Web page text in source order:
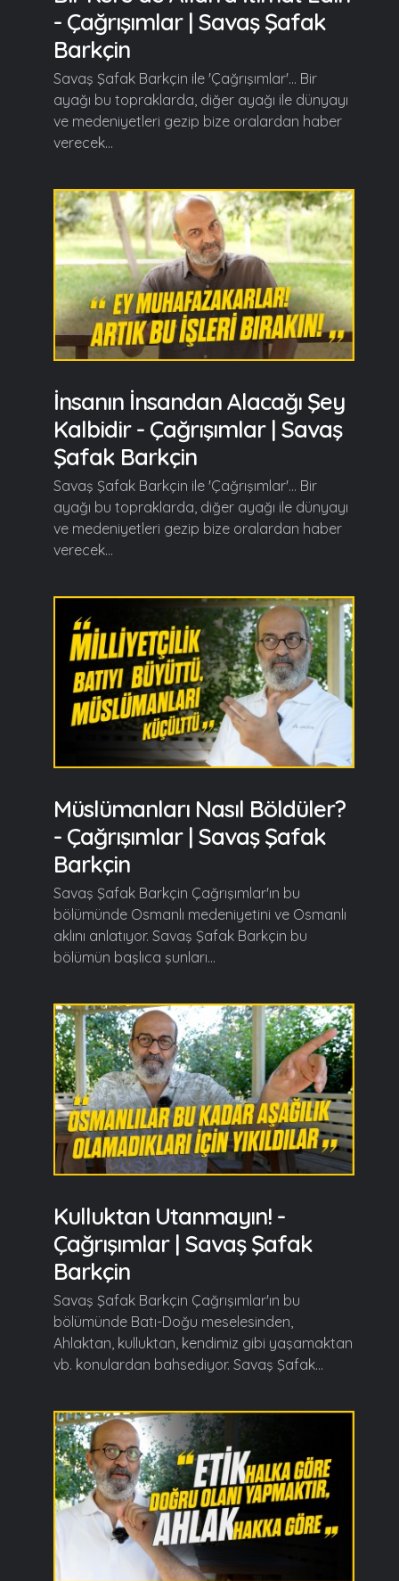
- Çağrışımlar | Savaş Şafak
Barkçin
Savaş Şafak Barkçin ile 'Çağrışımlar'... Bir
ayağı bu topraklarda, diğer ayağı ile dünyayı
ve medeniyetleri gezip bize oralardan haber
verecek...
İnsanın İnsandan Alacağı Şey
Kalbidir - Çağrışımlar | Savaş
Şafak Barkçin
Savaş Şafak Barkçin ile 'Çağrışımlar'... Bir
ayağı bu topraklarda, diğer ayağı ile dünyayı
ve medeniyetleri gezip bize oralardan haber
verecek...
Müslümanları Nasıl Böldüler?
- Çağrışımlar | Savaş Şafak
Barkçin
Savaş Şafak Barkçin Çağrışımlar'ın bu
bölümünde Osmanlı medeniyetini ve Osmanlı
aklını anlatıyor. Savaş Şafak Barkçin bu
bölümün başlıca şunları...
Kulluktan Utanmayın! -
Çağrışımlar | Savaş Şafak
Barkçin
Savaş Şafak Barkçin Çağrışımlar'ın bu
bölümünde Batı-Doğu meselesinden,
Ahlaktan, kulluktan, kendimiz gibi yaşamaktan
vb. konulardan bahsediyor. Savaş Şafak...